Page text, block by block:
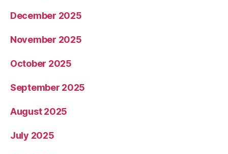
December 2025
November 2025
October 2025
September 2025
August 2025
July 2025